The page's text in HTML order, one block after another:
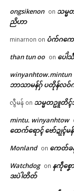
ဌ
Related
မန်ပ္ဍဲ မန်မ္ၚး သ္ဒးဒှ်မွဲမှပ် မွဲ
ရောၚ်
May 21, 2026
ongsikenon on သမ္
ညိဟာ
minarnon on ပံက်ဂကေ
than tun oo on ပေ
winyanhtow.mintun
ဘာသာမန်ဂှ် ပတိုန်လဝ်
လွီမန် on သမ္မတဥူတိ
mintu. winyanhtow
ထေက်ရောၚ် ဗော်ဍုၚ်မ
Monland on ကေတ်ခ
Watchdog on နကဵုစၞေ
ဒးပဲါတိတ်